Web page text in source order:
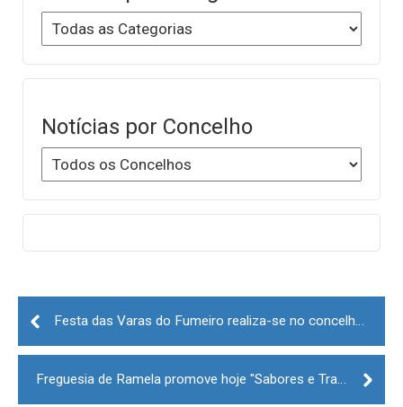
Notícias por Concelho
Post
navigation
Festa das Varas do Fumeiro realiza-se no concelho de Penamacor
Freguesia de Ramela promove hoje "Sabores e Tradições Vale da Teixeira – Azeite"